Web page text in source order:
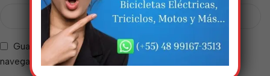
Guarda mi nombre, correo electrónico y web en este
navegador para la próxima vez que comente.